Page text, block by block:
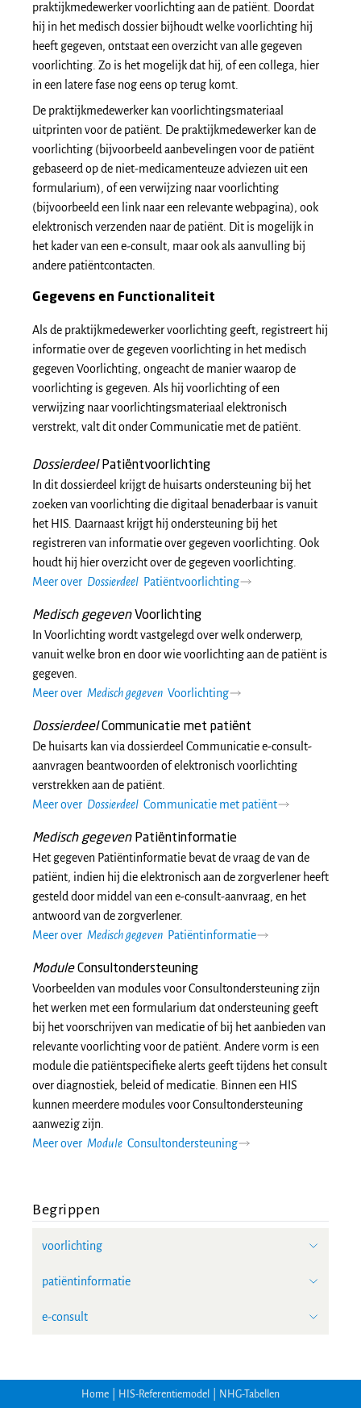
praktijkmedewerker voorlichting aan de patiënt. Doordat
hij in het medisch dossier bijhoudt welke voorlichting hij
heeft gegeven, ontstaat een overzicht van alle gegeven
voorlichting. Zo is het mogelijk dat hij, of een collega, hier
in een latere fase nog eens op terug komt.
De praktijkmedewerker kan voorlichtingsmateriaal
uitprinten voor de patiënt. De praktijkmedewerker kan de
voorlichting (bijvoorbeeld aanbevelingen voor de patiënt
gebaseerd op de niet-medicamenteuze adviezen uit een
formularium), of een verwijzing naar voorlichting
(bijvoorbeeld een link naar een relevante webpagina), ook
elektronisch verzenden naar de patiënt. Dit is mogelijk in
het kader van een e-consult, maar ook als aanvulling bij
andere patiëntcontacten.
Gegevens en Functionaliteit
Als de praktijkmedewerker voorlichting geeft, registreert hij
informatie over de gegeven voorlichting in het medisch
gegeven Voorlichting, ongeacht de manier waarop de
voorlichting is gegeven. Als hij voorlichting of een
verwijzing naar voorlichtingsmateriaal elektronisch
verstrekt, valt dit onder Communicatie met de patiënt.
DossierdeelPatiëntvoorlichting
In dit dossierdeel krijgt de huisarts ondersteuning bij het
zoeken van voorlichting die digitaal benaderbaar is vanuit
het HIS. Daarnaast krijgt hij ondersteuning bij het
registreren van informatie over gegeven voorlichting. Ook
houdt hij hier overzicht over de gegeven voorlichting.
Meer over Dossierdeel Patiëntvoorlichting
Medisch gegevenVoorlichting
In Voorlichting wordt vastgelegd over welk onderwerp,
vanuit welke bron en door wie voorlichting aan de patiënt is
gegeven.
Meer over Medisch gegeven Voorlichting
DossierdeelCommunicatie met patiënt
De huisarts kan via dossierdeel Communicatie e-consult-
aanvragen beantwoorden of elektronisch voorlichting
verstrekken aan de patiënt.
Meer over Dossierdeel Communicatie met patiënt
Medisch gegevenPatiëntinformatie
Het gegeven Patiëntinformatie bevat de vraag de van de
patiënt, indien hij die elektronisch aan de zorgverlener heeft
gesteld door middel van een e-consult-aanvraag, en het
antwoord van de zorgverlener.
Meer over Medisch gegeven Patiëntinformatie
ModuleConsultondersteuning
Voorbeelden van modules voor Consultondersteuning zijn
het werken met een formularium dat ondersteuning geeft
bij het voorschrijven van medicatie of bij het aanbieden van
relevante voorlichting voor de patiënt. Andere vorm is een
module die patiëntspecifieke alerts geeft tijdens het consult
over diagnostiek, beleid of medicatie. Binnen een HIS
kunnen meerdere modules voor Consultondersteuning
aanwezig zijn.
Meer over Module Consultondersteuning
Begrippen
voorlichting
patiëntinformatie
e-consult
Home HIS-Referentiemodel NHG-Tabellen